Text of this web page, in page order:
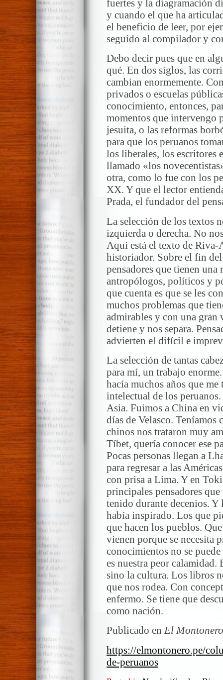
fuertes y la diagramación
y cuando el que ha
el beneficio de leer, por
seguido al compilador y
Debo decir pues que en
qué. En dos siglos, las
cambian enormemente.
privados o escuelas
conocimiento, entonces,
momentos que intervengo
jesuita, o las reformas
para que los peruanos
los liberales, los
llamado «los
otra, como lo fue con los
XX. Y que el lector
Prada, el fundador del
La selección de los textos
izquierda o derecha. No
Aquí está el texto de Riva-
historiador. Sobre el fin
pensadores que tienen
antropólogos, políticos y
que cuenta es que se les
muchos problemas que
admirables y con una gran
detiene y nos separa.
advierten el difícil e
La selección de tantas
para mí, un trabajo
hacía muchos años que
intelectual de los
Asia. Fuimos a China en
días de Velasco. Teníamos
chinos nos trataron muy
Tíbet, quería conocer ese
Pocas personas llegan a
para regresar a las
con prisa a Lima. Y en
principales pensadores
tenido durante decenios. Y
había inspirado. Los que
que hacen los pueblos.
vienen porque se necesita
conocimientos no se
es nuestra peor
sino la cultura. Los libros
que nos rodea. Con
enfermo. Se tiene que
como nación.
Publicado en El Montonero
https://elmontonero.pe/
de-peruanos